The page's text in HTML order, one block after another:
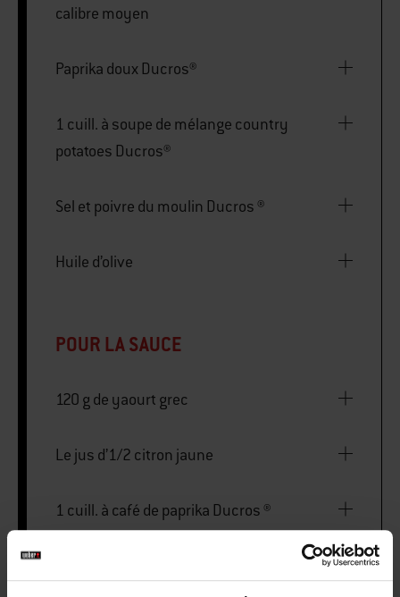
calibre moyen
Paprika doux Ducros®
1 cuill. à soupe de mélange country
potatoes Ducros®
Sel et poivre du moulin Ducros ®
Huile d’olive
POUR LA SAUCE
120 g de yaourt grec
Le jus d’1/2 citron jaune
1 cuill. à café de paprika Ducros ®